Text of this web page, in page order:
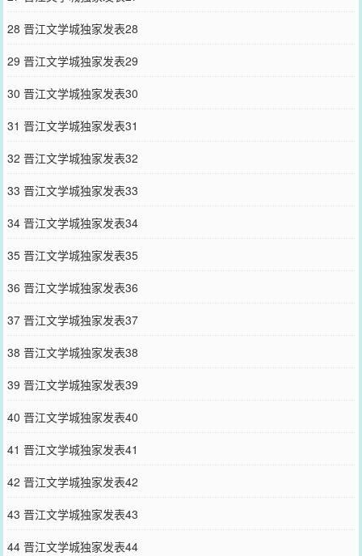
28 晋江文学城独家发表28
29 晋江文学城独家发表29
30 晋江文学城独家发表30
31 晋江文学城独家发表31
32 晋江文学城独家发表32
33 晋江文学城独家发表33
34 晋江文学城独家发表34
35 晋江文学城独家发表35
36 晋江文学城独家发表36
37 晋江文学城独家发表37
38 晋江文学城独家发表38
39 晋江文学城独家发表39
40 晋江文学城独家发表40
41 晋江文学城独家发表41
42 晋江文学城独家发表42
43 晋江文学城独家发表43
44 晋江文学城独家发表44